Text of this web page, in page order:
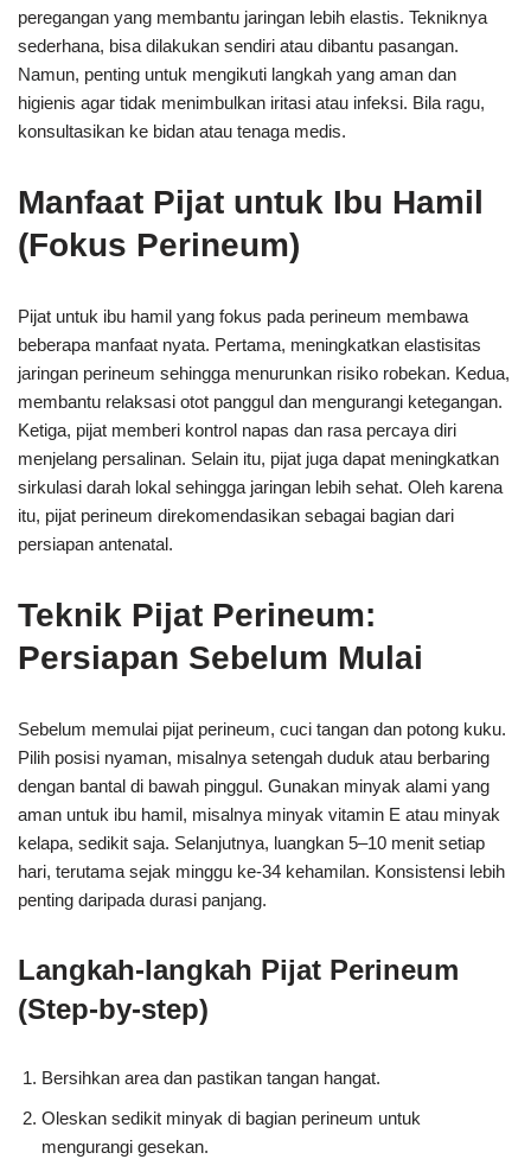
peregangan yang membantu jaringan lebih elastis. Tekniknya
sederhana, bisa dilakukan sendiri atau dibantu pasangan.
Namun, penting untuk mengikuti langkah yang aman dan
higienis agar tidak menimbulkan iritasi atau infeksi. Bila ragu,
konsultasikan ke bidan atau tenaga medis.
Manfaat Pijat untuk Ibu Hamil
(Fokus Perineum)
Pijat untuk ibu hamil yang fokus pada perineum membawa
beberapa manfaat nyata. Pertama, meningkatkan elastisitas
jaringan perineum sehingga menurunkan risiko robekan. Kedua,
membantu relaksasi otot panggul dan mengurangi ketegangan.
Ketiga, pijat memberi kontrol napas dan rasa percaya diri
menjelang persalinan. Selain itu, pijat juga dapat meningkatkan
sirkulasi darah lokal sehingga jaringan lebih sehat. Oleh karena
itu, pijat perineum direkomendasikan sebagai bagian dari
persiapan antenatal.
Teknik Pijat Perineum:
Persiapan Sebelum Mulai
Sebelum memulai pijat perineum, cuci tangan dan potong kuku.
Pilih posisi nyaman, misalnya setengah duduk atau berbaring
dengan bantal di bawah pinggul. Gunakan minyak alami yang
aman untuk ibu hamil, misalnya minyak vitamin E atau minyak
kelapa, sedikit saja. Selanjutnya, luangkan 5–10 menit setiap
hari, terutama sejak minggu ke-34 kehamilan. Konsistensi lebih
penting daripada durasi panjang.
Langkah-langkah Pijat Perineum
(Step-by-step)
Bersihkan area dan pastikan tangan hangat.
Oleskan sedikit minyak di bagian perineum untuk
mengurangi gesekan.